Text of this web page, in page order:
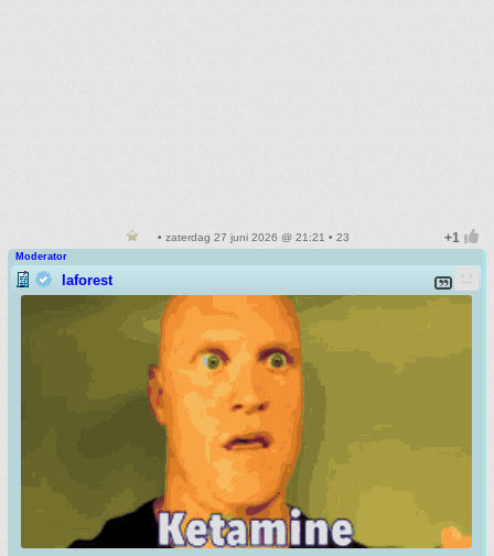
• zaterdag 27 juni 2026 @ 21:21 • 23
Moderator
laforest